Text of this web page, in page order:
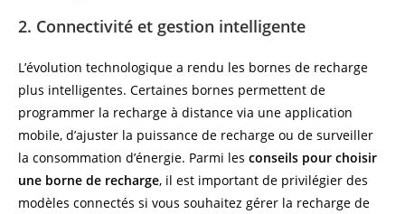
2. Connectivité et gestion intelligente
L’évolution technologique a rendu les bornes de recharge
plus intelligentes. Certaines bornes permettent de
programmer la recharge à distance via une application
mobile, d’ajuster la puissance de recharge ou de surveiller
la consommation d’énergie. Parmi les conseils pour choisir
une borne de recharge, il est important de privilégier des
modèles connectés si vous souhaitez gérer la recharge de